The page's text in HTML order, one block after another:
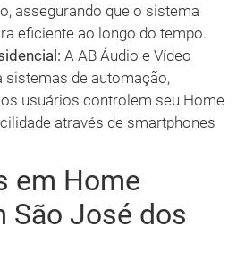
assegurando que o sistema
eficiente ao longo do tempo.
A AB Áudio e Vídeo
sistemas de automação,
usuários controlem seu Home
através de smartphones
em Home
São José dos